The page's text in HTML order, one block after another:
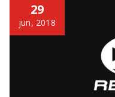
29
jun, 2018